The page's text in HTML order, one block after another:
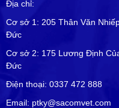
Địa chỉ:
Cơ sở 1: 205 Thân Văn
Đức
Cơ sở 2: 175 Lương Định
Đức
Điện thoại: 0337 472 888
Email: ptky@sacomvet.com